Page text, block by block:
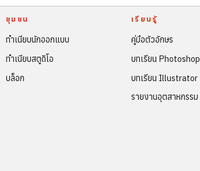
ชุมชน
ทำเนียบนักออกแบบ
ทำเนียบสตูดิโอ
บล็อก
เรียนรู้
คู่มือตัวอักษร
บทเรียน Photoshop
บทเรียน Illustrator
รายงานอุตสาหกรรม